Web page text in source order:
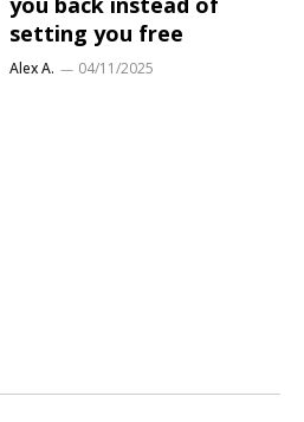
setting you free
Alex A. 04/11/2025